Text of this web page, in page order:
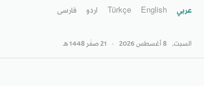
عربي English
Türkçe اردو فارسى
السبت, 8 أغسطس 2026 - 21 صفَر 1448 هـ